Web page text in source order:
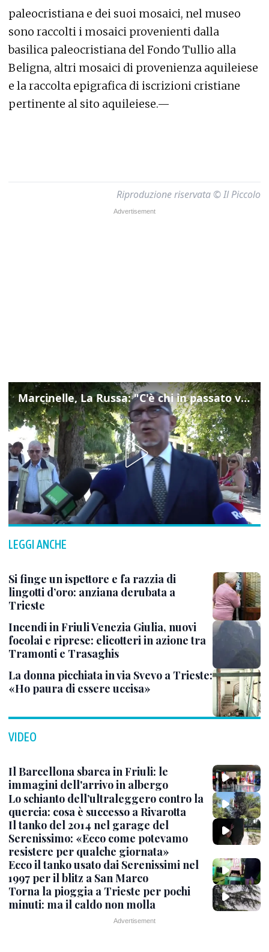
paleocristiana e dei suoi mosaici, nel museo
sono raccolti i mosaici provenienti dalla
basilica paleocristiana del Fondo Tullio alla
Beligna, altri mosaici di provenienza aquileiese
e la raccolta epigrafica di iscrizioni cristiane
pertinente al sito aquileiese.—
Riproduzione riservata © Il Piccolo
Marcinelle, La Russa: "C'è chi in passato voltava le spalle a Marcinelle"
LEGGI ANCHE
Si finge un ispettore e fa razzia di
lingotti d’oro: anziana derubata a
Trieste
Incendi in Friuli Venezia Giulia, nuovi
focolai e riprese: elicotteri in azione tra
Tramonti e Trasaghis
La donna picchiata in via Svevo a Trieste:
«Ho paura di essere uccisa»
VIDEO
Il Barcellona sbarca in Friuli: le
immagini dell'arrivo in albergo
Lo schianto dell’ultraleggero contro la
quercia: cosa è successo a Rivarotta
Il tanko del 2014 nel garage del
Serenissimo: «Ecco come potevamo
resistere per qualche giornata»
Ecco il tanko usato dai Serenissimi nel
1997 per il blitz a San Marco
Torna la pioggia a Trieste per pochi
minuti: ma il caldo non molla